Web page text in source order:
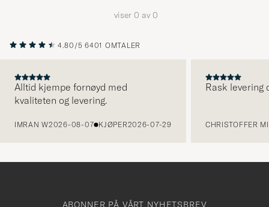
og
opplev
til
viser 0 av 0
4.80/5 6401 OMTALER
Alltid kjempe fornøyd med
kvaliteten og levering.
IMRAN W2026-08-07 KJØPER2026-07-29
Rask levering
CHRISTOFFER
ABONNER PÅ VÅRT NYHETSBREV